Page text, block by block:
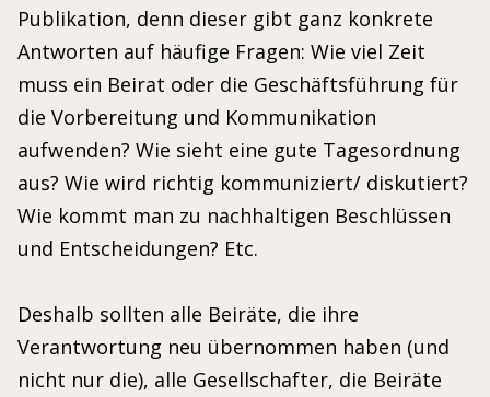
Publikation, denn dieser gibt ganz konkrete
Antworten auf häufige Fragen: Wie viel Zeit
muss ein Beirat oder die Geschäftsführung für
die Vorbereitung und Kommunikation
aufwenden? Wie sieht eine gute Tagesordnung
aus? Wie wird richtig kommuniziert/ diskutiert?
Wie kommt man zu nachhaltigen Beschlüssen
und Entscheidungen? Etc.
Deshalb sollten alle Beiräte, die ihre
Verantwortung neu übernommen haben (und
nicht nur die), alle Gesellschafter, die Beiräte